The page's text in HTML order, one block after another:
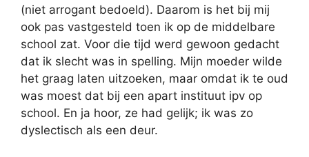
(niet arrogant bedoeld). Daarom is het bij mij
ook pas vastgesteld toen ik op de middelbare
school zat. Voor die tijd werd gewoon gedacht
dat ik slecht was in spelling. Mijn moeder wilde
het graag laten uitzoeken, maar omdat ik te oud
was moest dat bij een apart instituut ipv op
school. En ja hoor, ze had gelijk; ik was zo
dyslectisch als een deur.